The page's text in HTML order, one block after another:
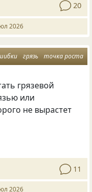
20
2026
грязь точка роста
грязевой
или
не вырастет
11
2026